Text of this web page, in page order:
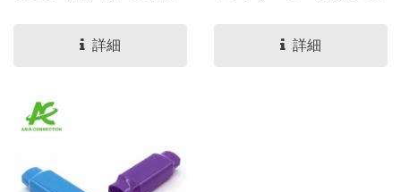
詳細
350mL（ABS）をご紹介し
詳細